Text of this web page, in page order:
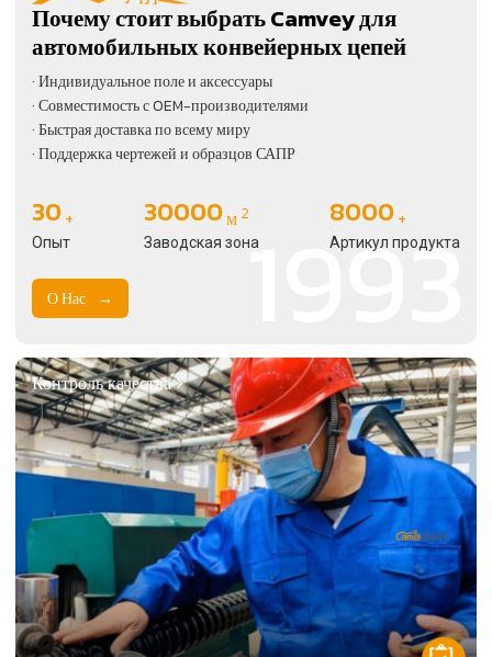
Почему стоит выбрать Camvey для
автомобильных конвейерных цепей
· Индивидуальное поле и аксессуары
· Совместимость с OEM-производителями
· Быстрая доставка по всему миру
· Поддержка чертежей и образцов САПР
30 +
Опыт
30000м 2
Заводская зона
8000 +
Артикул продукта
О Нас 1993
Контроль качества